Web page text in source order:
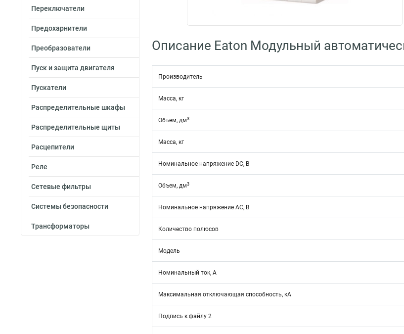
Переключатели
Предохарнители
Преобразователи
Пуск и защита двигателя
Пускатели
Распределительные шкафы
Распределительные щиты
Расцепители
Реле
Сетевые фильтры
Системы безопасности
Трансформаторы
Описание Eaton Модульный
Производитель
Масса, кг
Объем, дм3
Масса, кг
Номинальное напряжение DC, В
Объем, дм3
Номинальное напряжение АС, В
Количество полюсов
Модель
Номинальный ток, А
Максимальная отключающая способность, кА
Подпись к файлу 2